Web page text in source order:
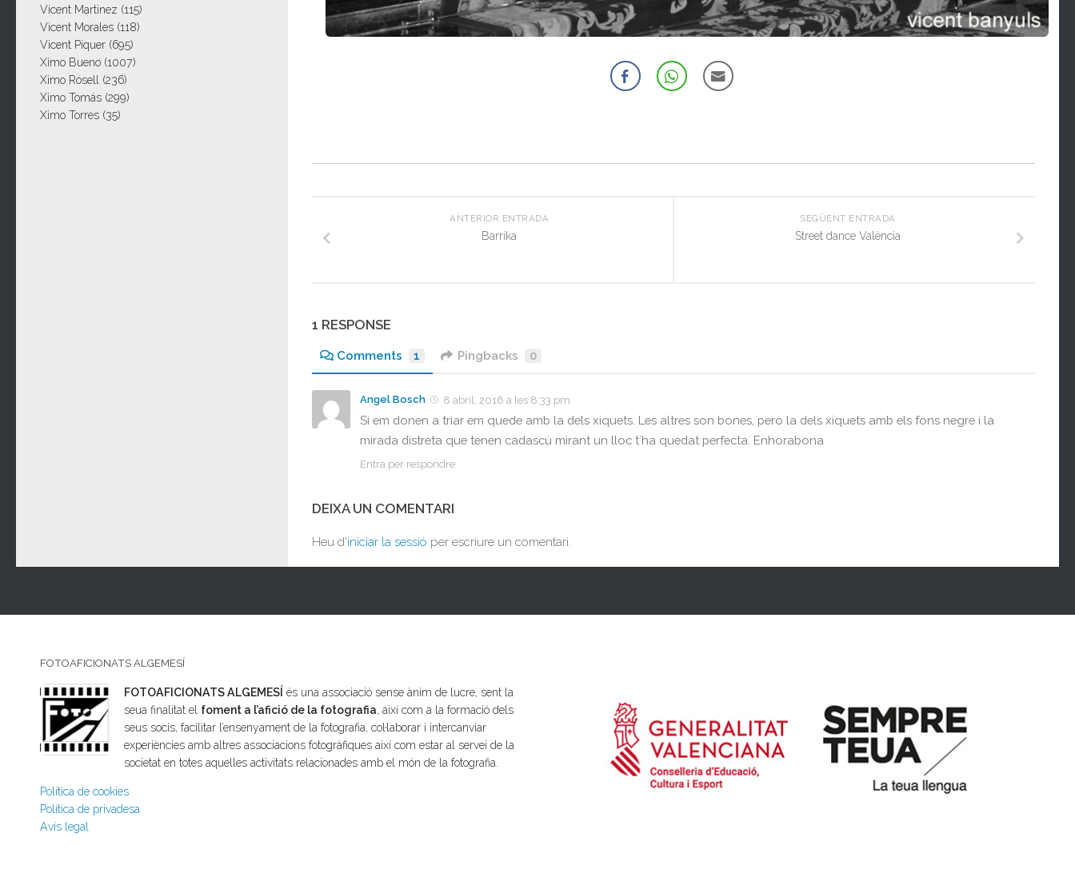
SEGÜENT ENTRADA
Street dance València
ANTERIOR ENTRADA
Barrika
1 RESPONSE
Comments 1 Pingbacks 0
Angel Bosch 8 abril, 2016 a les 8:33 pm
Si em donen a triar em quede amb la dels xiquets. Les altres son bones, pero la dels xiquets amb els fons negre i la
mirada distreta que tenen cadascú mirant un lloc t´ha quedat perfecta. Enhorabona
Entra per respondre
DEIXA UN COMENTARI
Heu d'iniciar la sessió per escriure un comentari.
Vicent Martinez (115)
Vicent Morales (118)
Vicent Piquer (695)
Ximo Bueno (1007)
Ximo Rosell (236)
Ximo Tomás (299)
Ximo Torres (35)
FOTOAFICIONATS ALGEMESÍ
FOTOAFICIONATS ALGEMESÍ és una associació sense ànim de lucre, sent la
seua finalitat el foment a l’afició de la fotografia, així com a la formació dels
seus socis, facilitar l’ensenyament de la fotografia, col·laborar i intercanviar
experiències amb altres associacions fotogràfiques així com estar al servei de la
societat en totes aquelles activitats relacionades amb el món de la fotografia.
Política de cookies
Política de privadesa
Avís legal